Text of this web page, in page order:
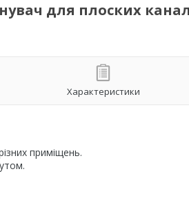
для плоских
Характеристики
приміщень.